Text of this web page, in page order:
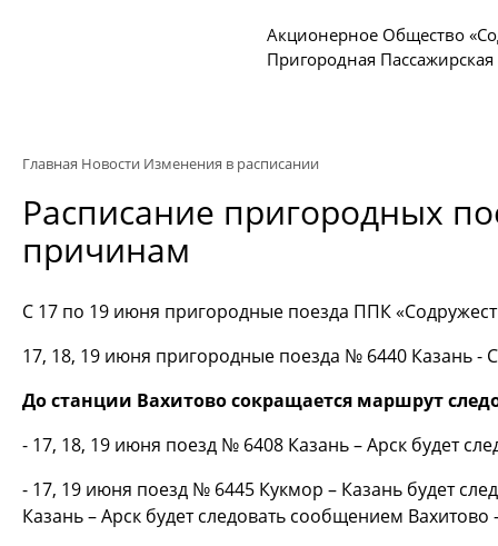
Акционерное Общество
Пригородная
Главная Новости Изменения в расписании
Расписание пригородных
причинам
С 17 по 19 июня пригородные поезда ППК
17, 18, 19 июня пригородные поезда № 6440 Казань -
До станции Вахитово сокращается маршрут
- 17, 18, 19 июня поезд № 6408 Казань – Арск будет
- 17, 19 июня поезд № 6445 Кукмор – Казань будет
Казань – Арск будет следовать сообщением